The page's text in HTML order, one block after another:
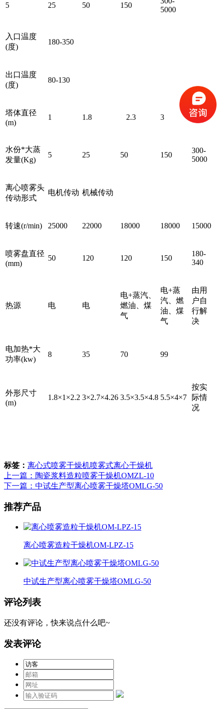
5 25 50 150
5000
入口温度
(度)
180-350
出口温度
(度)
80-130
塔体直径
(m)
1 1.8 2.3 3
水份*大蒸
发量(Kg)
5 25 50 150
300-
5000
离心喷雾头
传动形式
电机传动 机械传动
转速(r/min) 25000 22000 18000 18000 15000
喷雾盘直径
(mm)
50 120 120 150
180-
340
热源 电 电
电+蒸汽、
燃油、煤
气
电+蒸
汽、燃
油、煤
气
由用
户自
行解
决
电加热*大
功率(kw)
8 35 70 99
外形尺寸
(m)
1.8×1×2.2 3×2.7×4.26 3.5×3.5×4.8 5.5×4×7
按实
际情
况
标签： 离心式喷雾干燥机喷雾式离心干燥机
上一篇：陶瓷浆料造粒喷雾干燥机OMZL-10
下一篇：中试生产型离心喷雾干燥塔OMLG-50
推荐产品
离心喷雾造粒干燥机OM-LPZ-15
中试生产型离心喷雾干燥塔OMLG-50
评论列表
还没有评论，快来说点什么吧~
发表评论